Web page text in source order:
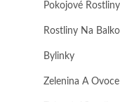
Pokojové Rostliny
Rostliny Na
Bylinky
Zelenina A Ovoce